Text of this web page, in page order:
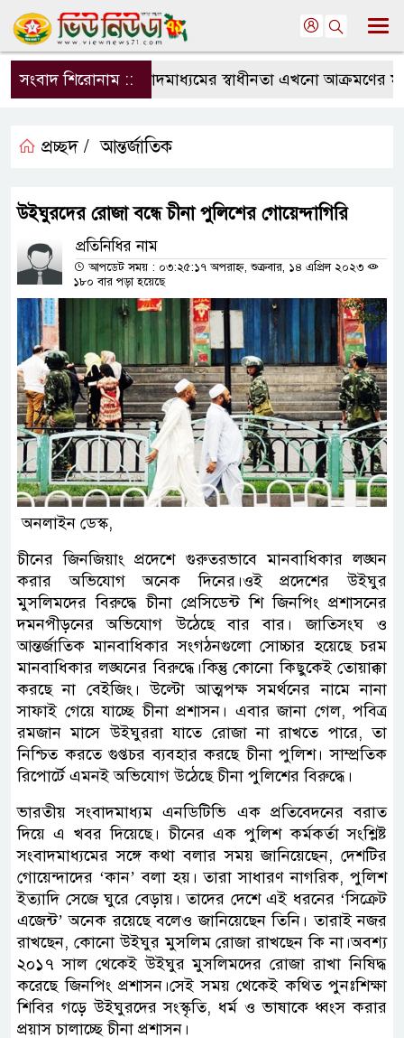
সংবাদ শিরোনাম ::সংবাদমাধ্যমের স্বাধীনতা এখনো আক্রমণের
প্রচ্ছদ / আন্তর্জাতিক
উইঘুরদের রোজা বন্ধে চীনা পুলিশের গোয়েন্দাগিরি
প্রতিনিধির নাম
আপডেট সময় : ০৩:২৫:১৭ অপরাহ্ন, শুক্রবার, ১৪ এপ্রিল ২০২৩
১৮০ বার পড়া হয়েছে
অনলাইন ডেস্ক,
চীনের জিনজিয়াং প্রদেশে গুরুতরভাবে মানবাধিকার লঙ্ঘন
করার অভিযোগ অনেক দিনের।ওই প্রদেশের উইঘুর
মুসলিমদের বিরুদ্ধে চীনা প্রেসিডেন্ট শি জিনপিং প্রশাসনের
দমনপীড়নের অভিযোগ উঠেছে বার বার। জাতিসংঘ ও
আন্তর্জাতিক মানবাধিকার সংগঠনগুলো সোচ্চার হয়েছে চরম
মানবাধিকার লঙ্ঘনের বিরুদ্ধে।কিন্তু কোনো কিছুকেই তোয়াক্কা
করছে না বেইজিং। উল্টো আত্মপক্ষ সমর্থনের নামে নানা
সাফাই গেয়ে যাচ্ছে চীনা প্রশাসন। এবার জানা গেল, পবিত্র
রমজান মাসে উইঘুররা যাতে রোজা না রাখতে পারে, তা
নিশ্চিত করতে গুপ্তচর ব্যবহার করছে চীনা পুলিশ। সাম্প্রতিক
রিপোর্টে এমনই অভিযোগ উঠেছে চীনা পুলিশের বিরুদ্ধে।
ভারতীয় সংবাদমাধ্যম এনডিটিভি এক প্রতিবেদনের বরাত
দিয়ে এ খবর দিয়েছে। চীনের এক পুলিশ কর্মকর্তা সংশ্লিষ্ট
সংবাদমাধ্যমের সঙ্গে কথা বলার সময় জানিয়েছেন, দেশটির
গোয়েন্দাদের ‘কান’ বলা হয়। তারা সাধারণ নাগরিক, পুলিশ
ইত্যাদি সেজে ঘুরে বেড়ায়। তাদের দেশে এই ধরনের ‘সিক্রেট
এজেন্ট’ অনেক রয়েছে বলেও জানিয়েছেন তিনি। তারাই নজর
রাখছেন, কোনো উইঘুর মুসলিম রোজা রাখছেন কি না।অবশ্য
২০১৭ সাল থেকেই উইঘুর মুসলিমদের রোজা রাখা নিষিদ্ধ
করেছে জিনপিং প্রশাসন।সেই সময় থেকেই কথিত পুনঃশিক্ষা
শিবির গড়ে উইঘুরদের সংস্কৃতি, ধর্ম ও ভাষাকে ধ্বংস করার
প্রয়াস চালাচ্ছে চীনা প্রশাসন।